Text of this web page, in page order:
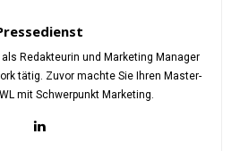
Redakteurin und Marketing Manager
tätig. Zuvor machte Sie Ihren Master-
mit Schwerpunkt Marketing.